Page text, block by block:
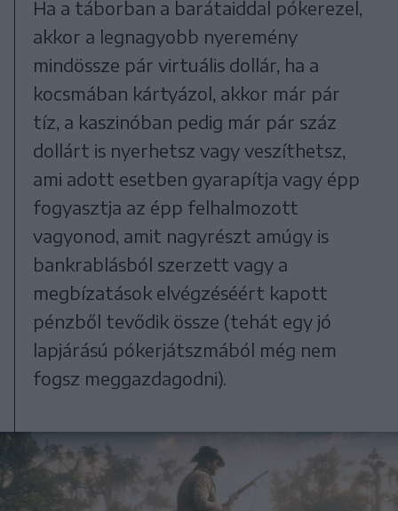
Ha a táborban a barátaiddal pókerezel,
akkor a legnagyobb nyeremény
mindössze pár virtuális dollár, ha a
kocsmában kártyázol, akkor már pár
tíz, a kaszinóban pedig már pár száz
dollárt is nyerhetsz vagy veszíthetsz,
ami adott esetben gyarapítja vagy épp
fogyasztja az épp felhalmozott
vagyonod, amit nagyrészt amúgy is
bankrablásból szerzett vagy a
megbízatások elvégzéséért kapott
pénzből tevődik össze (tehát egy jó
lapjárású pókerjátszmából még nem
fogsz meggazdagodni).